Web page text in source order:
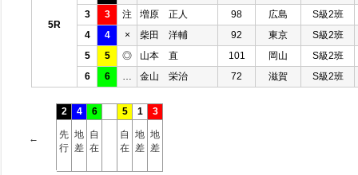
5R
3
3 注 増原 正人 98 広島
S級2班
4
4 × 柴田 洋輔 92 東京
S級2班
5
5 ◎ 山本 直 101 岡山
S級2班
6
6 金山 栄治 72 滋賀 S級2班
←
2
先
行
4
地
差
6
自
在
5
自
在
1
地
差
3
地
差